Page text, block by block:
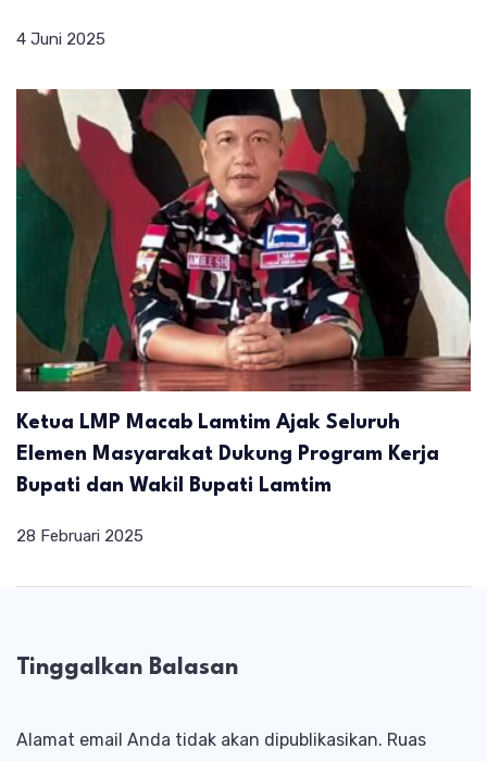
4 Juni 2025
Ketua LMP Macab Lamtim Ajak Seluruh
Elemen Masyarakat Dukung Program Kerja
Bupati dan Wakil Bupati Lamtim
28 Februari 2025
Tinggalkan Balasan
Alamat email Anda tidak akan dipublikasikan. Ruas